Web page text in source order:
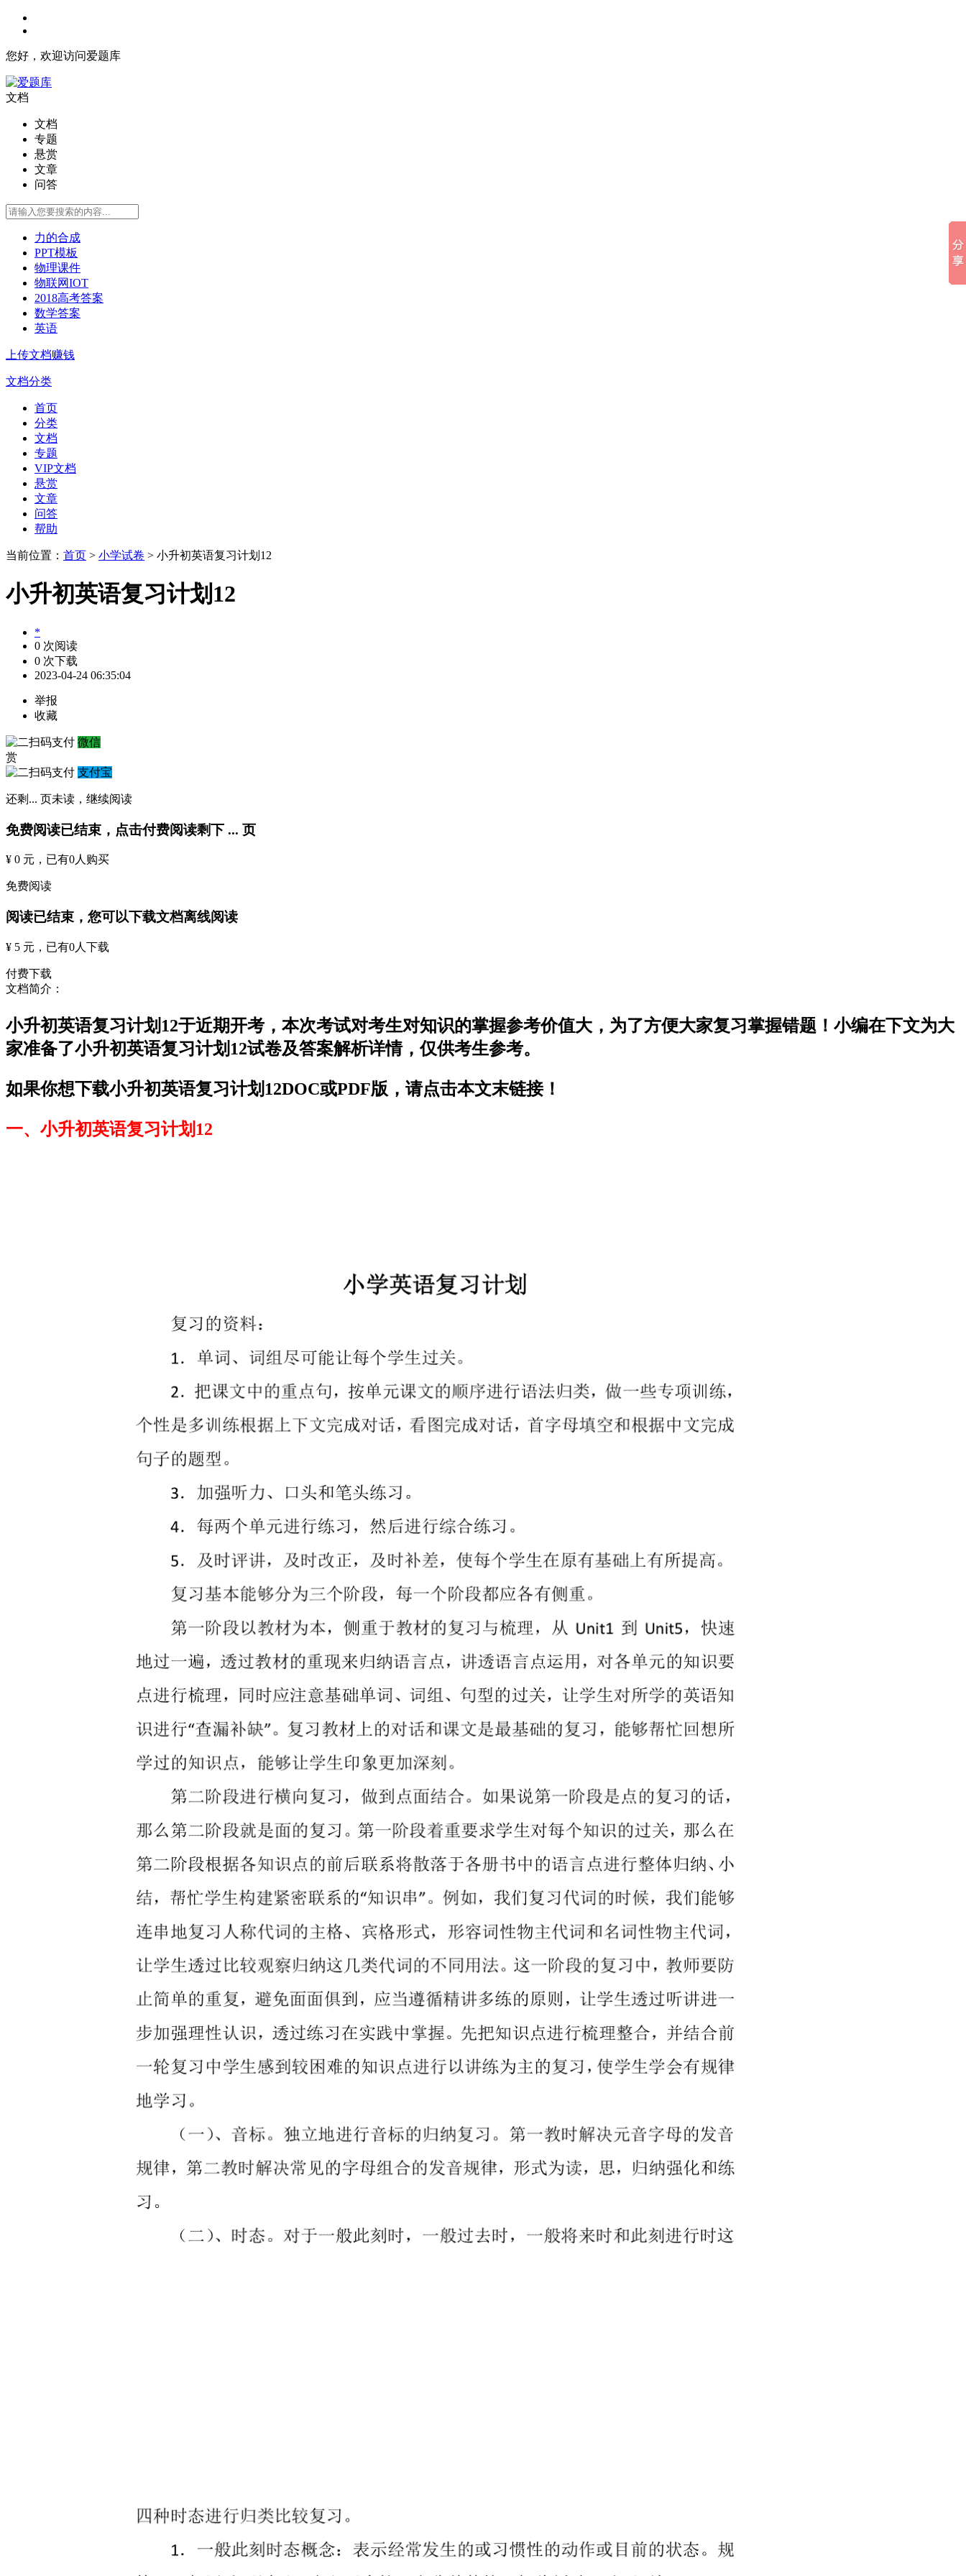
您好，欢迎访问爱题库
文档
文档
专题
悬赏
文章
问答
力的合成
PPT模板
物理课件
物联网IOT
2018高考答案
数学答案
英语
上传文档赚钱
文档分类
首页
分类
文档
专题
VIP文档
悬赏
文章
问答
帮助
当前位置： 首页 > 小学试卷 > 小升初英语复习计划12
小升初英语复习计划12
*
0 次阅读
0 次下载
2023-04-24 06:35:04
举报
收藏
微信
赏
支付宝
还剩 ... 页未读， 继续阅读
免费阅读已结束，点击付费阅读剩下 ... 页
¥ 0 元 ，已有0人购买
免费阅读
阅读已结束，您可以下载文档离线阅读
¥ 5 元 ，已有0人下载
付费下载
文档简介：
小升初英语复习计划12于近期开考，本次考试对考生对知识的掌握参考价值大，为了方便大家复习掌握错题！小编在下文为大
家准备了小升初英语复习计划12试卷及答案解析详情，仅供考生参考。
如果你想下载小升初英语复习计划12DOC或PDF版，请点击本文末链接！
一、小升初英语复习计划12